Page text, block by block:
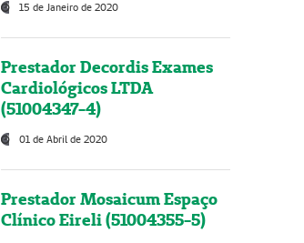
15 de Janeiro de 2020
Prestador Decordis Exames
Cardiológicos LTDA
(51004347-4)
01 de Abril de 2020
Prestador Mosaicum Espaço
Clínico Eireli (51004355-5)